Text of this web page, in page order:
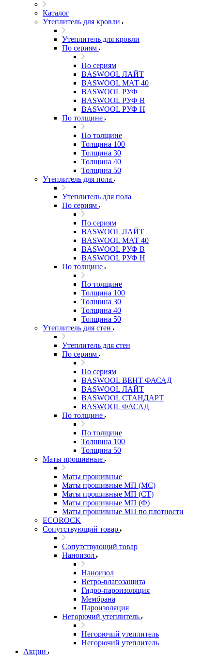
Каталог
Утеплитель для кровли
Утеплитель для кровли
По сериям
По сериям
BASWOOL ЛАЙТ
BASWOOL МАТ 40
BASWOOL РУФ
BASWOOL РУФ В
BASWOOL РУФ Н
По толщине
По толщине
Толщина 100
Толщина 30
Толщина 40
Толщина 50
Утеплитель для пола
Утеплитель для пола
По сериям
По сериям
BASWOOL ЛАЙТ
BASWOOL МАТ 40
BASWOOL РУФ В
BASWOOL РУФ Н
По толщине
По толщине
Толщина 100
Толщина 30
Толщина 40
Толщина 50
Утеплитель для стен
Утеплитель для стен
По сериям
По сериям
BASWOOL ВЕНТ ФАСАД
BASWOOL ЛАЙТ
BASWOOL СТАНДАРТ
BASWOOL ФАСАД
По толщине
По толщине
Толщина 100
Толщина 50
Маты прошивные
Маты прошивные
Маты прошивные МП (МС)
Маты прошивные МП (СТ)
Маты прошивные МП (Ф)
Маты прошивные МП по плотности
ECOROCK
Сопутствующий товар
Сопутствующий товар
Наноизол
Наноизол
Ветро-влагозащита
Гидро-пароизоляция
Мембрана
Пароизоляция
Негорючий утеплитель
Негорючий утеплитель
Негорючий утеплитель
Акции